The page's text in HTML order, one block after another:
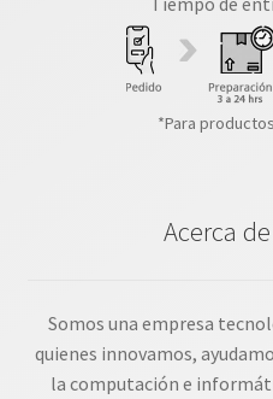
*Para
Acerca
Somos una empresa
quienes innovamos,
la computación e